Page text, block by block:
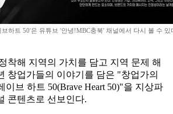
하트 50'은 유튜브 '안녕!MBC충북' 채널에서 다시 볼 수 있
착해 지역의 가치를 담고 지역 문제 해
창업가들의 이야기를 담은 "창업가의
이브 하트 50(Brave Heart 50)"을 지상파
콘텐츠로 선보인다.